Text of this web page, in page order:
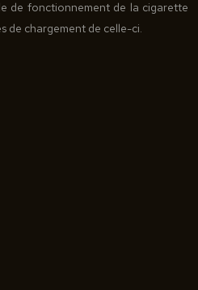
de fonctionnement de la cigarette
de chargement de celle-ci.